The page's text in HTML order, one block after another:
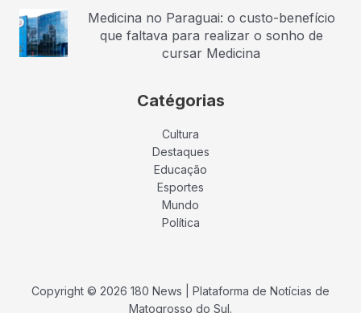
Medicina no Paraguai: o custo-benefício
que faltava para realizar o sonho de
cursar Medicina
Catégorias
Cultura
Destaques
Educação
Esportes
Mundo
Política
Copyright © 2026 180 News | Plataforma de Notícias de
Matogrosso do Sul.